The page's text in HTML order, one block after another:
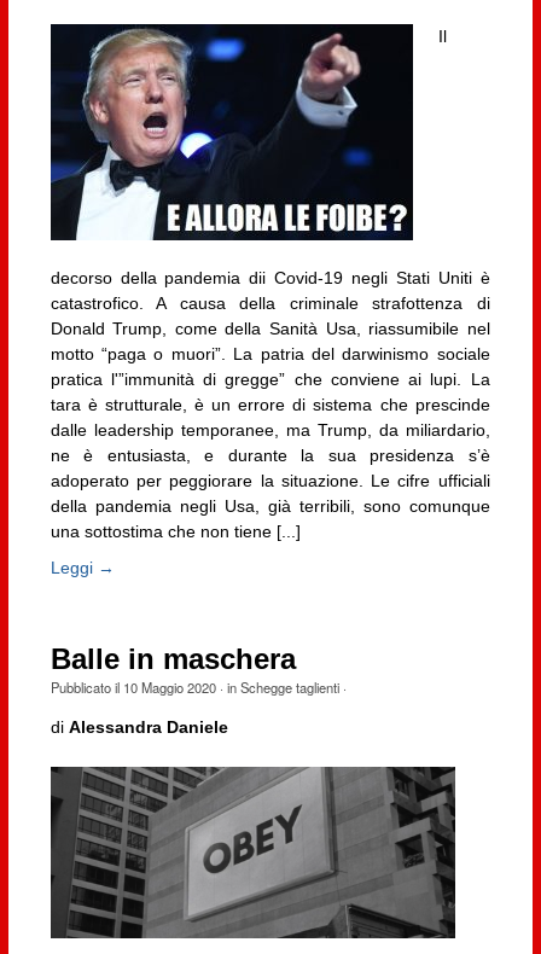
Il
decorso della pandemia dii Covid-19 negli Stati Uniti è
catastrofico. A causa della criminale strafottenza di
Donald Trump, come della Sanità Usa, riassumibile nel
motto “paga o muori”. La patria del darwinismo sociale
pratica l'”immunità di gregge” che conviene ai lupi. La
tara è strutturale, è un errore di sistema che prescinde
dalle leadership temporanee, ma Trump, da miliardario,
ne è entusiasta, e durante la sua presidenza s’è
adoperato per peggiorare la situazione. Le cifre ufficiali
della pandemia negli Usa, già terribili, sono comunque
una sottostima che non tiene [...]
Leggi →
Balle in maschera
Pubblicato il 10 Maggio 2020· inSchegge taglienti·
di Alessandra Daniele